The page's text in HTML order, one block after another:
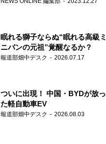
眠れる獅子ならぬ“眠れる高級ミ
ニバンの元祖”覚醒なるか？
報道部畑中デスク 2026.07.17
ついに出現！ 中国・BYDが放っ
た軽自動車EV
報道部畑中デスク 2026.08.03